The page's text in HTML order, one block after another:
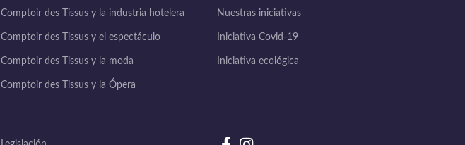
Comptoir des Tissus y la industria hotelera
Comptoir des Tissus y el espectáculo
Comptoir des Tissus y la moda
Comptoir des Tissus y la Ópera
Nuestras iniciativas
Iniciativa Covid-19
Iniciativa ecológica